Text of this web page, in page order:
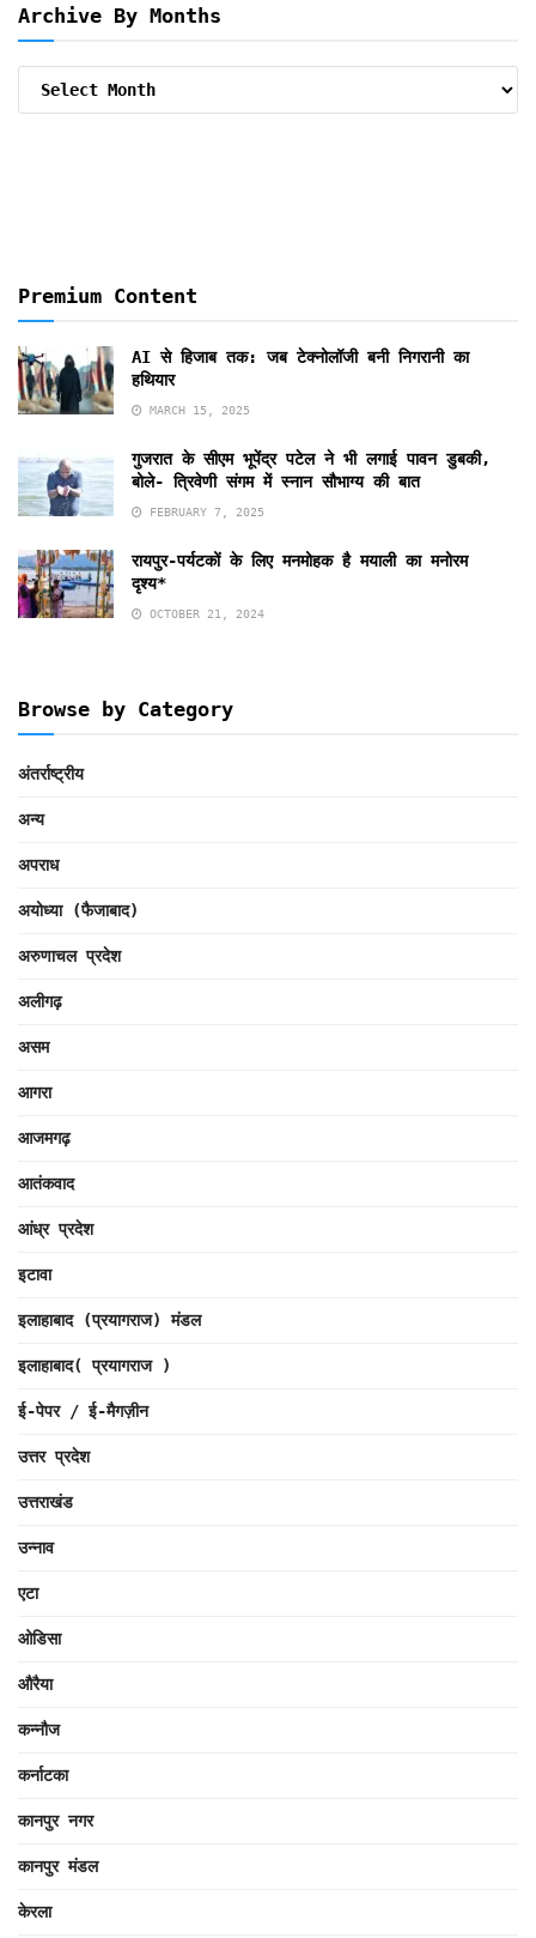
Archive By Months
Premium Content
AI से हिजाब तक: जब टेक्नोलॉजी बनी निगरानी का
हथियार
MARCH 15, 2025
गुजरात के सीएम भूपेंद्र पटेल ने भी लगाई पावन डुबकी,
बोले- त्रिवेणी संगम में स्नान सौभाग्य की बात
FEBRUARY 7, 2025
रायपुर-पर्यटकों के लिए मनमोहक है मयाली का मनोरम
दृश्य*
OCTOBER 21, 2024
Browse by Category
अंतर्राष्ट्रीय
अन्य
अपराध
अयोध्या (फैजाबाद)
अरुणाचल प्रदेश
अलीगढ़
असम
आगरा
आजमगढ़
आतंकवाद
आंध्र प्रदेश
इटावा
इलाहाबाद (प्रयागराज) मंडल
इलाहाबाद( प्रयागराज )
ई-पेपर / ई-मैगज़ीन
उत्तर प्रदेश
उत्तराखंड
उन्नाव
एटा
ओडिसा
औरैया
कन्नौज
कर्नाटका
कानपुर नगर
कानपुर मंडल
केरला